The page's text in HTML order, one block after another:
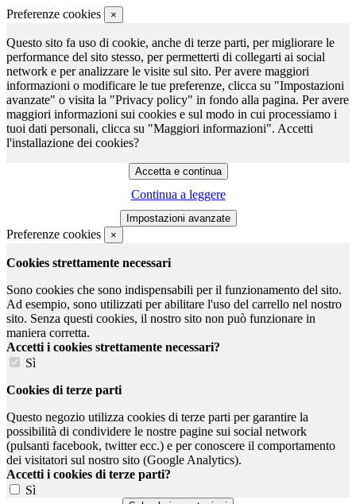
Preferenze cookies ×
Questo sito fa uso di cookie, anche di terze parti, per migliorare le
performance del sito stesso, per permetterti di collegarti ai social
network e per analizzare le visite sul sito. Per avere maggiori
informazioni o modificare le tue preferenze, clicca su "Impostazioni
avanzate" o visita la "Privacy policy" in fondo alla pagina. Per avere
maggiori informazioni sui cookies e sul modo in cui processiamo i
tuoi dati personali, clicca su "Maggiori informazioni". Accetti
l'installazione dei cookies?
Continua a leggere
Preferenze cookies ×
Cookies strettamente necessari
Sono cookies che sono indispensabili per il funzionamento del sito.
Ad esempio, sono utilizzati per abilitare l'uso del carrello nel nostro
sito. Senza questi cookies, il nostro sito non può funzionare in
maniera corretta.
Accetti i cookies strettamente necessari?
Sì
Cookies di terze parti
Questo negozio utilizza cookies di terze parti per garantire la
possibilità di condividere le nostre pagine sui social network
(pulsanti facebook, twitter ecc.) e per conoscere il comportamento
dei visitatori sul nostro sito (Google Analytics).
Accetti i cookies di terze parti?
Sì